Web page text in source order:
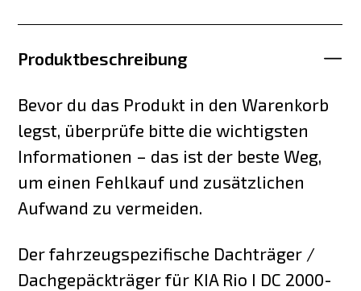
Produktbeschreibung
Bevor du das Produkt in den Warenkorb
legst, überprüfe bitte die wichtigsten
Informationen – das ist der beste Weg,
um einen Fehlkauf und zusätzlichen
Aufwand zu vermeiden.
Der fahrzeugspezifische Dachträger /
Dachgepäckträger für KIA Rio I DC 2000-